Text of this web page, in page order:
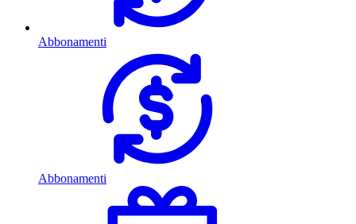
Abbonamenti
Abbonamenti